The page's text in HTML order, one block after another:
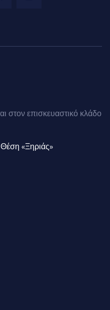
στον επισκευαστικό κλάδο
«Ξηριάς»